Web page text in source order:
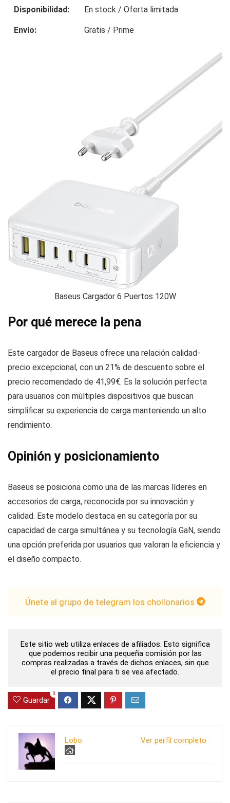
Disponibilidad: En stock / Oferta limitada
Envío: Gratis / Prime
Baseus Cargador 6 Puertos 120W
Por qué merece la pena
Este cargador de Baseus ofrece una relación calidad-
precio excepcional, con un 21% de descuento sobre el
precio recomendado de 41,99€. Es la solución perfecta
para usuarios con múltiples dispositivos que buscan
simplificar su experiencia de carga manteniendo un alto
rendimiento.
Opinión y posicionamiento
Baseus se posiciona como una de las marcas líderes en
accesorios de carga, reconocida por su innovación y
calidad. Este modelo destaca en su categoría por su
capacidad de carga simultánea y su tecnología GaN, siendo
una opción preferida por usuarios que valoran la eficiencia y
el diseño compacto.
Únete al grupo de telegram los chollonarios
Este sitio web utiliza enlaces de afiliados. Esto significa
que podemos recibir una pequeña comisión por las
compras realizadas a través de dichos enlaces, sin que
el precio final para ti se vea afectado.
Guardar
0
Ver perfil completo
Lobo